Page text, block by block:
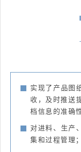
实现了产品图
收，及时推送
档信息的准确
对进料、生产
集和过程管理；